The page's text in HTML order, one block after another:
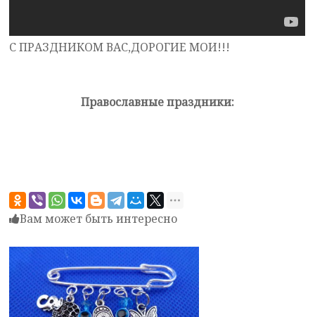
С ПРАЗДНИКОМ ВАС,ДОРОГИЕ МОИ!!!
Православные праздники:
Вам может быть интересно